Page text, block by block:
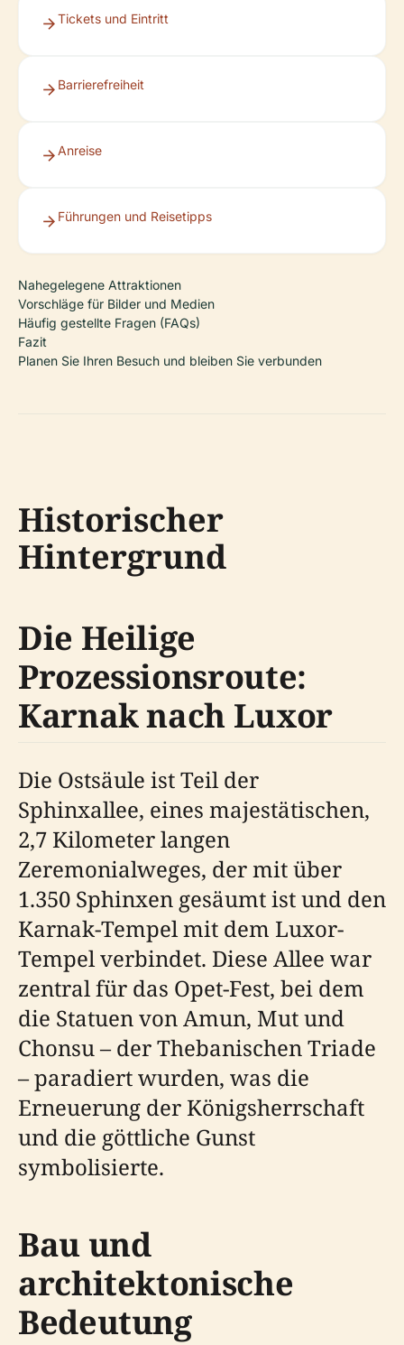
Tickets und Eintritt
Barrierefreiheit
Anreise
Führungen und Reisetipps
Nahegelegene Attraktionen
Vorschläge für Bilder und Medien
Häufig gestellte Fragen (FAQs)
Fazit
Planen Sie Ihren Besuch und bleiben Sie verbunden
Historischer
Hintergrund
Die Heilige
Prozessionsroute:
Karnak nach Luxor
Die Ostsäule ist Teil der
Sphinxallee, eines majestätischen,
2,7 Kilometer langen
Zeremonialweges, der mit über
1.350 Sphinxen gesäumt ist und den
Karnak-Tempel mit dem Luxor-
Tempel verbindet. Diese Allee war
zentral für das Opet-Fest, bei dem
die Statuen von Amun, Mut und
Chonsu – der Thebanischen Triade
– paradiert wurden, was die
Erneuerung der Königsherrschaft
und die göttliche Gunst
symbolisierte.
Bau und
architektonische
Bedeutung